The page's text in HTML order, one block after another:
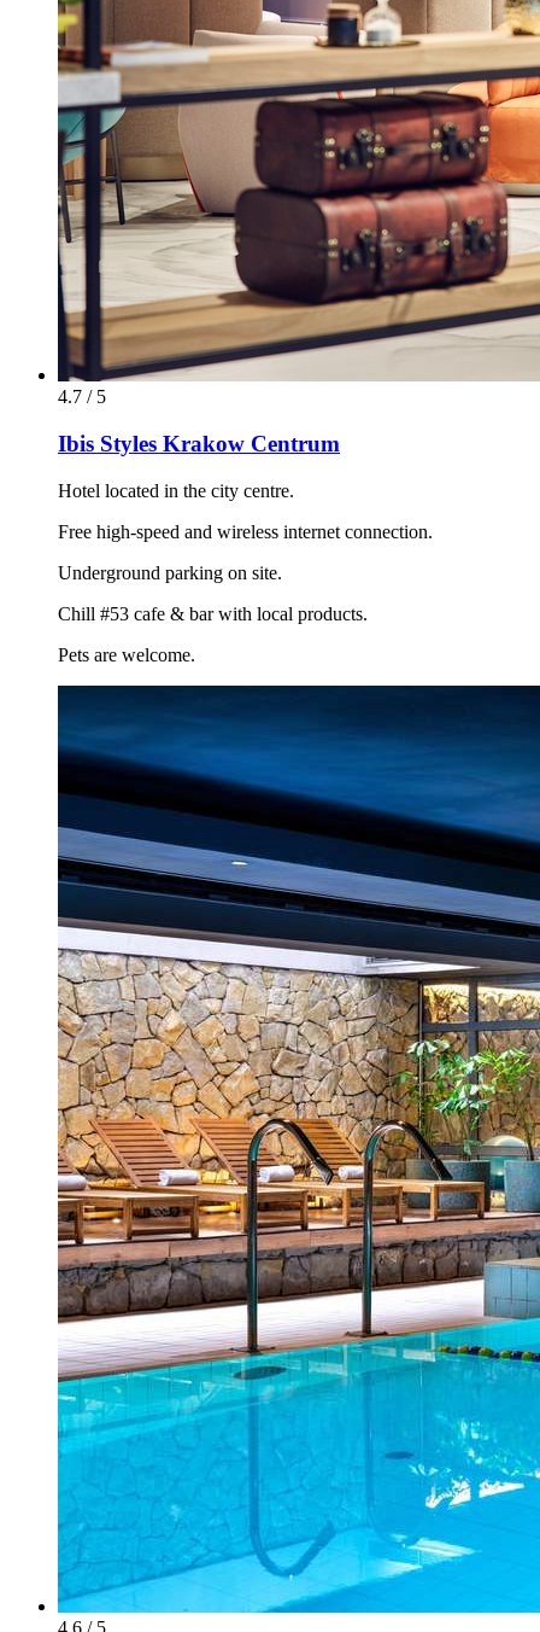
4.7 / 5
Ibis Styles Krakow Centrum
Hotel located in the city centre.
Free high-speed and wireless internet connection.
Underground parking on site.
Chill #53 cafe & bar with local products.
Pets are welcome.
4.6 / 5